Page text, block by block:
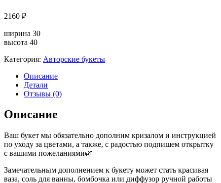
2160 ₽
ширина 30
высота 40
Категория: Авторские букеты
Описание
Детали
Отзывы (0)
Описание
Ваш букет мы обязательно дополним кризалом и инструкцией
по уходу за цветами, а также, с радостью подпишем открытку
с вашими пожеланиями🌿
Замечательным дополнением к букету может стать красивая
ваза, соль для ванны, бомбочка или диффузор ручной работы